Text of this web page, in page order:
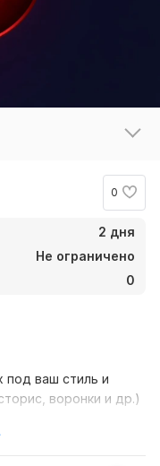
0
2 дня
Не ограничено
0
под ваш стиль и
воронки и др.)
и др.)